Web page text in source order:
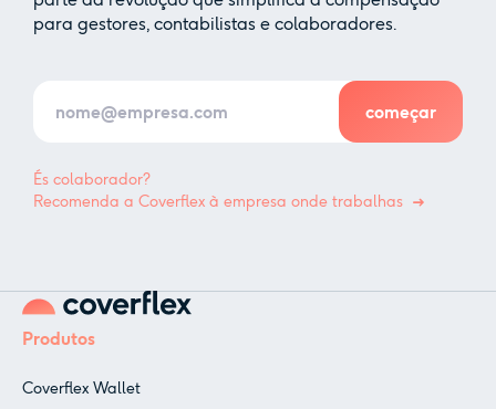
para gestores, contabilistas e colaboradores.
És colaborador?
Recomenda a Coverflex à empresa onde trabalhas
Produtos
Coverflex Wallet